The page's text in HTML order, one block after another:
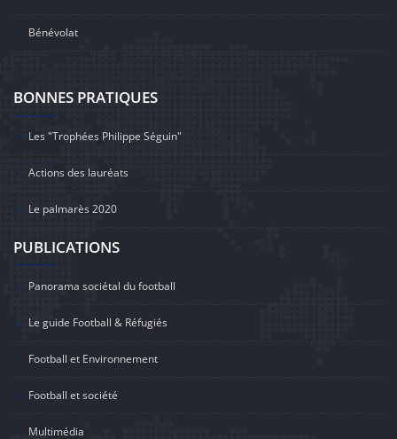
Bénévolat
BONNES PRATIQUES
Les "Trophées Philippe Séguin"
Actions des lauréats
Le palmarès 2020
PUBLICATIONS
Panorama sociétal du football
Le guide Football & Réfugiés
Football et Environnement
Football et société
Multimédia